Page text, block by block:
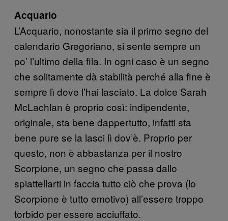
Acquario
L’Acquario, nonostante sia il primo segno del
calendario Gregoriano, si sente sempre un
po’ l’ultimo della fila. In ogni caso è un segno
che solitamente dà stabilità perché alla fine è
sempre lì dove l’hai lasciato. La dolce Sarah
McLachlan è proprio così: indipendente,
originale, sta bene dappertutto, infatti sta
bene pure se la lasci lì dov’è. Proprio per
questo, non è abbastanza per il nostro
Scorpione, un segno che passa dallo
spiattellarti in faccia tutto ciò che prova (lo
Scorpione è tutto emotivo) all’essere troppo
torbido per essere acciuffato.